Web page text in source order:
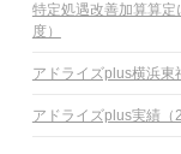
特定処遇改善加算算
度）
アドライズplus横浜東
アドライズplus実績（